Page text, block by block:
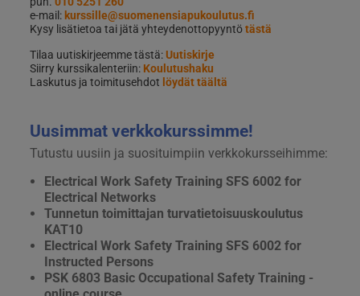
e-mail: kurssille@suomenensiapukoulutus.fi
Kysy lisätietoa tai jätä yhteydenottopyyntötästä
Tilaa uutiskirjeemme tästä:Uutiskirje
Siirry kurssikalenteriin: Koulutushaku
Laskutus ja toimitusehdot löydät täältä
Uusimmat verkkokurssimme!
Tutustu uusiin ja suosituimpiin verkkokursseihimme:
Electrical Work Safety Training SFS 6002 for
Electrical Networks
Tunnetun toimittajan turvatietoisuuskoulutus
KAT10
Electrical Work Safety Training SFS 6002 for
Instructed Persons
PSK 6803 Basic Occupational Safety Training -